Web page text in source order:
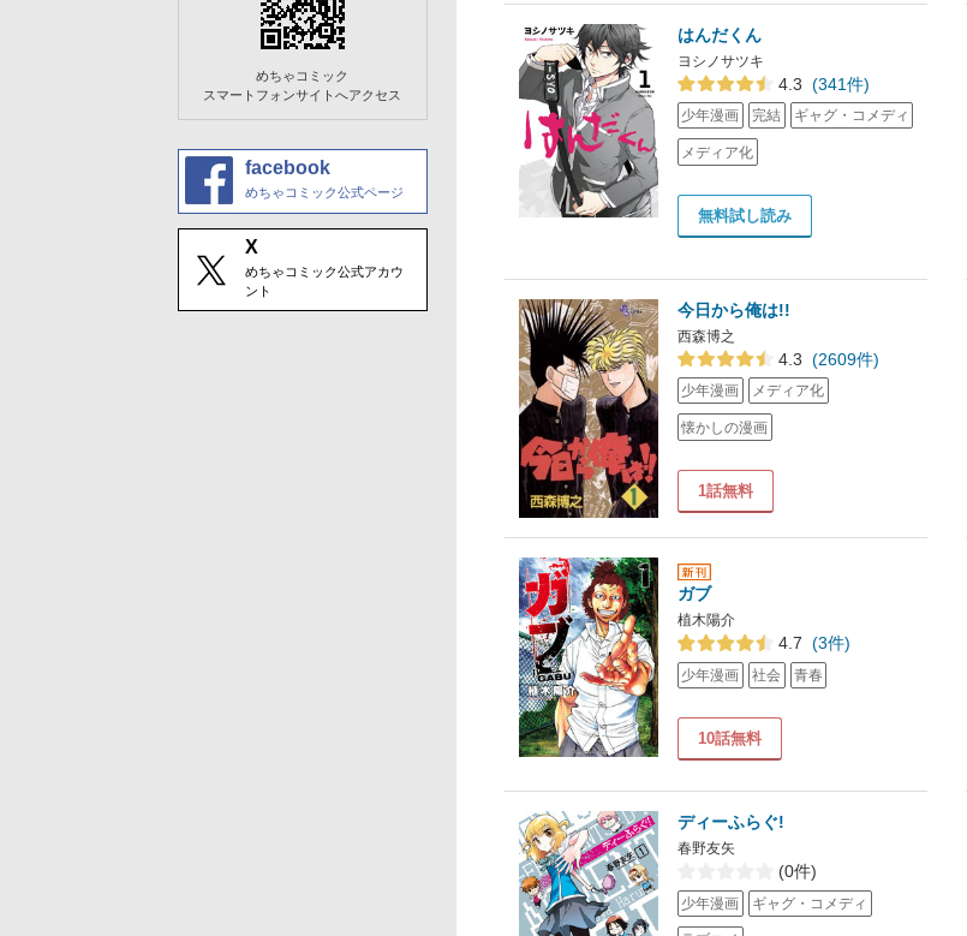
はんだくん
ヨシノサツキ
4.3 (341件)
少年漫画 完結 ギャグ・コメディ
メディア化
無料試し読み
今日から俺は!!
西森博之
4.3 (2609件)
少年漫画 メディア化
懐かしの漫画
1話無料
ガブ
植木陽介
4.7 (3件)
少年漫画 社会 青春
10話無料
ディーふらぐ!
春野友矢
(0件)
少年漫画 ギャグ・コメディ
めちゃコミック
スマートフォンサイトへアクセス
facebook
めちゃコミック公式ページ
X
めちゃコミック公式アカウ
ント